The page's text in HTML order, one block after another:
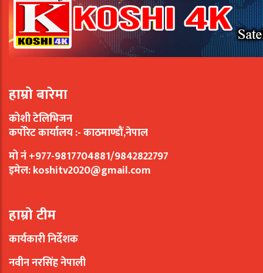
हाम्रो बारेमा
कोशी टेलिभिजन
कर्पोरेट कार्यालय :- काठमाण्डौं,नेपाल
मो नं +977-9817704881/9842822797
इमेल:koshitv2020@gmail.com
हाम्रो टीम
कार्यकारी निर्देशक
नवीन नरसिंह नेपाली